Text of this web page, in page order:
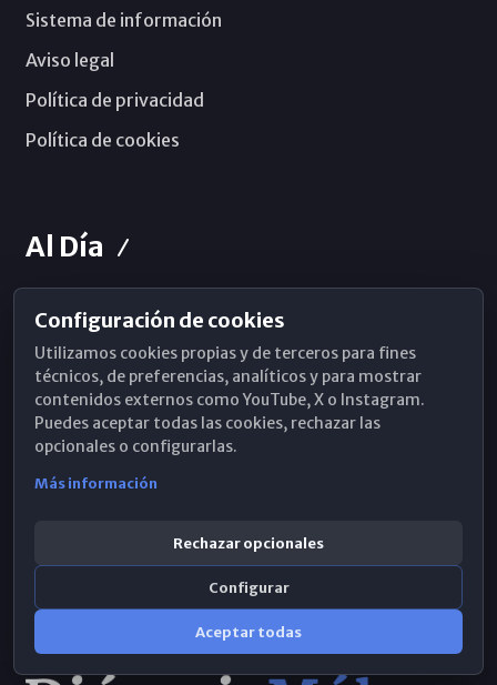
Sistema de información
Aviso legal
Política de privacidad
Política de cookies
Al Día
Horarios de Misa
Hemeroteca
WhatsApp
Configuración de cookies
Utilizamos cookies propias y de terceros para fines
técnicos, de preferencias, analíticos y para mostrar
contenidos externos como YouTube, X o Instagram.
Puedes aceptar todas las cookies, rechazar las
opcionales o configurarlas.
Más información
Rechazar opcionales
Configurar
Aceptar todas